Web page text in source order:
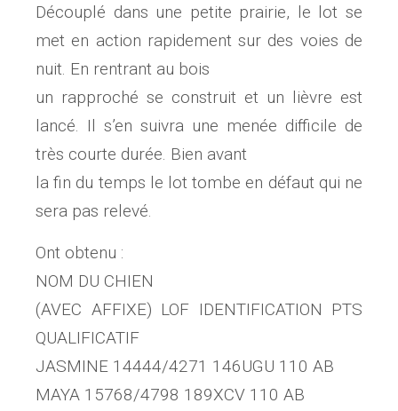
Découplé dans une petite prairie, le lot se
met en action rapidement sur des voies de
nuit. En rentrant au bois
un rapproché se construit et un lièvre est
lancé. Il s’en suivra une menée difficile de
très courte durée. Bien avant
la fin du temps le lot tombe en défaut qui ne
sera pas relevé.
Ont obtenu :
NOM DU CHIEN
(AVEC AFFIXE) LOF IDENTIFICATION PTS
QUALIFICATIF
JASMINE 14444/4271 146UGU 110 AB
MAYA 15768/4798 189XCV 110 AB